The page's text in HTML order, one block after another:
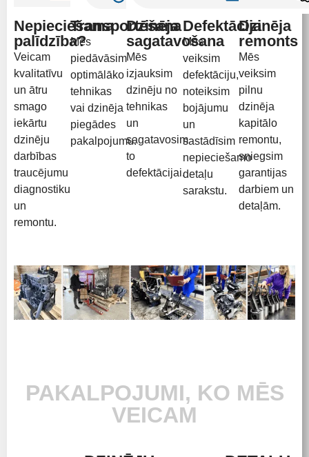
Nepieciešama
palīdzība?
Veicam
kvalitatīvu
un ātru
smago
iekārtu
dzinēju
darbības
traucējumu
diagnostiku
un
remontu.
Transportēšana
Mēs
piedāvāsim
optimālāko
tehnikas
vai dzinēja
piegādes
pakalpojumu.
Dzinēja
sagatavošana
Mēs
izjauksim
dzinēju no
tehnikas
un
sagatavosim
to
defektācijai.
Defektācija
Mēs
veiksim
defektāciju,
noteiksim
bojājumu
un
sastādīsim
nepieciešamo
detaļu
sarakstu.
Dzinēja
remonts
Mēs
veiksim
pilnu
dzinēja
kapitālo
remontu,
sniegsim
garantijas
darbiem un
detaļām.
PAKALPOJUMI, KO MĒS
VEICAM